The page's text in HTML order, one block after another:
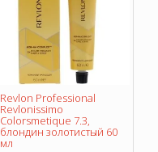
Revlon Professional
Revlonissimo
Colorsmetique 7.3,
блондин золотистый 60
мл